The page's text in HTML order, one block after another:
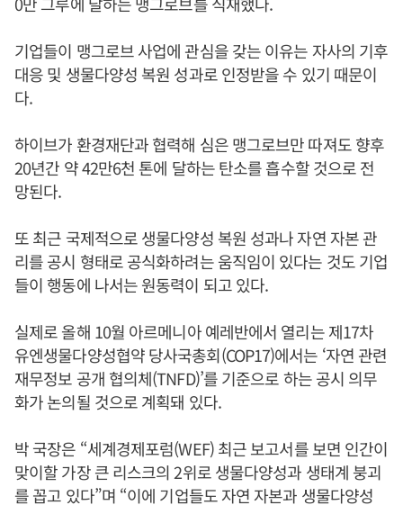
기업들이 맹그로브 사업에 관심을 갖는 이유는 자사의 기후
대응 및 생물다양성 복원 성과로 인정받을 수 있기 때문이
다.
하이브가 환경재단과 협력해 심은 맹그로브만 따져도 향후
20년간 약 42만6천 톤에 달하는 탄소를 흡수할 것으로 전
망된다.
또 최근 국제적으로 생물다양성 복원 성과나 자연 자본 관
리를 공시 형태로 공식화하려는 움직임이 있다는 것도 기업
들이 행동에 나서는 원동력이 되고 있다.
실제로 올해 10월 아르메니아 예레반에서 열리는 제17차
유엔생물다양성협약 당사국총회(COP17)에서는 ‘자연 관련
재무정보 공개 협의체(TNFD)’를 기준으로 하는 공시 의무
화가 논의될 것으로 계획돼 있다.
박 국장은 “세계경제포럼(WEF) 최근 보고서를 보면 인간이
맞이할 가장 큰 리스크의 2위로 생물다양성과 생태계 붕괴
를 꼽고 있다”며 “이에 기업들도 자연 자본과 생물다양성